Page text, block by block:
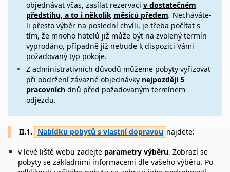
objednávat včas, zasílat rezervaci v dostatečném
předstihu, a to i několik měsíců předem. Necháváte-
li přesto výběr na poslední chvíli, je třeba počítat s
tím, že mnoho hotelů již může být na zvolený termín
vyprodáno, případně již nebude k dispozici Vámi
požadovaný typ pokoje.
Z administrativních důvodů můžeme pobyty vyřizovat
při obdržení závazné objednávky nejpozději 5
pracovních dnů před požadovaným termínem
odjezdu.
II.1. Nabídku pobytů s vlastní dopravou najdete:
v levé liště webu zadejte parametry výběru. Zobrazí se
pobyty se základními informacemi dle vašeho výběru. Po